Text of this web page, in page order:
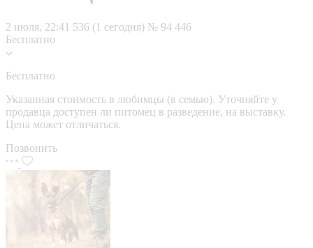
2 июля, 22:41 536 (1 сегодня) № 94 446
Бесплатно
Бесплатно
Указанная стоимость в любимцы (в семью). Уточняйте у
продавца доступен ли питомец в разведение, на выставку.
Цена может отличаться.
Позвонить